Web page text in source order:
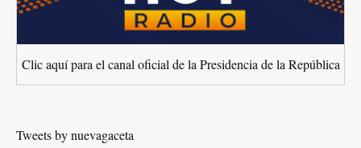
Clic aquí para el canal oficial de la Presidencia de la República
Tweets by nuevagaceta